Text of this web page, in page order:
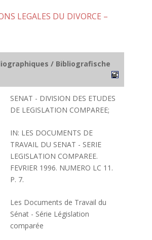
LEGALES DU DIVORCE –
/ Bibliografische
SENAT - DIVISION DES ETUDES
DE LEGISLATION COMPAREE;
IN: LES DOCUMENTS DE
TRAVAIL DU SENAT - SERIE
LEGISLATION COMPAREE.
FEVRIER 1996. NUMERO LC 11.
P. 7.
Les Documents de Travail du
Sénat - Série Législation
comparée